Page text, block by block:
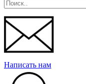
Написать нам